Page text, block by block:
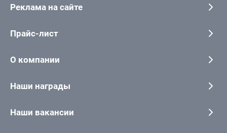
Реклама на сайте
Прайс-лист
О компании
Наши награды
Наши вакансии